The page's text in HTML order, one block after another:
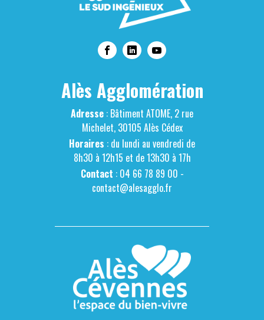
Alès Agglomération
Adresse : Bâtiment ATOME, 2 rue
Michelet, 30105 Alès Cédex
Horaires : du lundi au vendredi de
8h30 à 12h15 et de 13h30 à 17h
Contact : 04 66 78 89 00 -
contact@alesagglo.fr